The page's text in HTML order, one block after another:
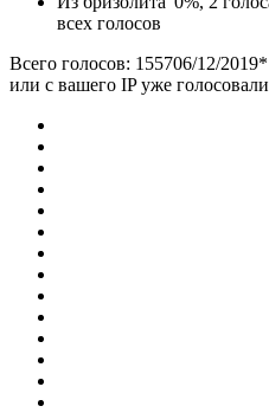
всех голосов
Всего голосов: 155706/12/2019*
или с вашего IP уже